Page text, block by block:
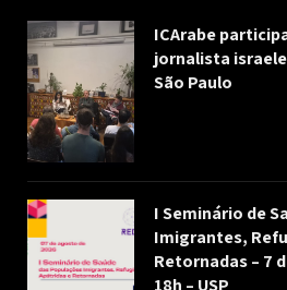
ICArabe
jornalista
São Paulo
I Seminário de
Imigrantes,
Retornadas – 7